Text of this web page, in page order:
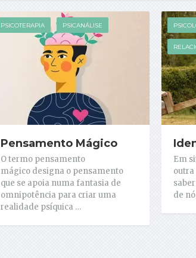
PSICOTERAPIA PSICANÁLISE
Pensamento Mágico
O termo pensamento
mágico designa o pensamento
que se apoia numa fantasia de
omnipotência para criar uma
realidade psíquica …
Em
outra
de